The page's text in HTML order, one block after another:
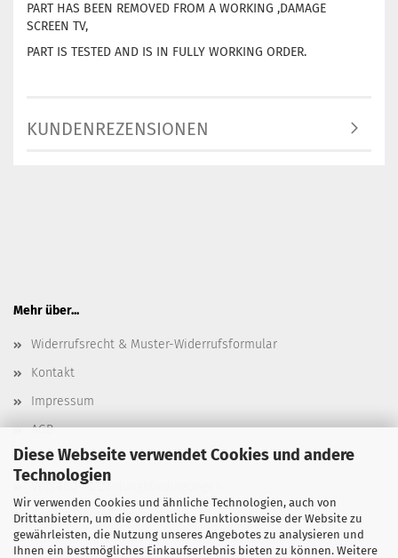
Diese Webseite verwendet Cookies und andere
Technologien
Wir verwenden Cookies und ähnliche Technologien, auch von
Drittanbietern, um die ordentliche Funktionsweise der Website zu
gewährleisten, die Nutzung unseres Angebotes zu analysieren und
Ihnen ein bestmögliches Einkaufserlebnis bieten zu können. Weitere
PART HAS BEEN REMOVED FROM A WORKING ,DAMAGE
SCREEN TV,
PART IS TESTED AND IS IN FULLY WORKING ORDER.
KUNDENREZENSIONEN
Mehr über...
Widerrufsrecht & Muster-Widerrufsformular
Kontakt
Impressum
AGB
Datenschutz
Versand- & Zahlungsbedingungen
Cookie Einstellungen